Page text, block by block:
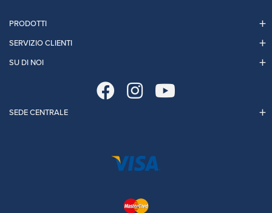
PRODOTTI
SERVIZIO CLIENTI
SU DI NOI
SEDE CENTRALE